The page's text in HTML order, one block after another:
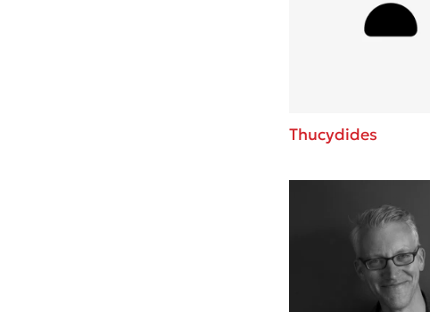
Thucydides